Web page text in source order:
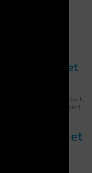
et
des protocoles stricts. Il
Les techniciens doivent
clair.
techniciens et